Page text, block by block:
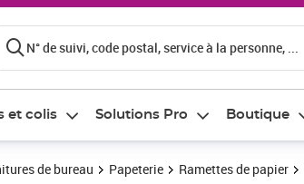
N° de suivi, code postal, service à la personne, ...
et colis Solutions Pro Boutique
de bureau Papeterie Ramettes de papier